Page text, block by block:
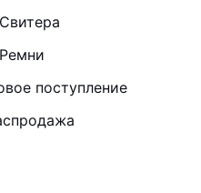
Свитера
Ремни
поступление